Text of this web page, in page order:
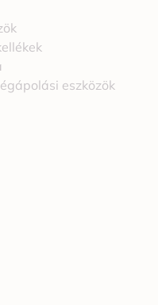
eszközök